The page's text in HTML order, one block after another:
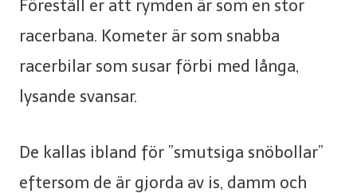
Föreställ er att rymden är som en stor
racerbana. Kometer är som snabba
racerbilar som susar förbi med långa,
lysande svansar.
De kallas ibland för ”smutsiga snöbollar”
eftersom de är gjorda av is, damm och